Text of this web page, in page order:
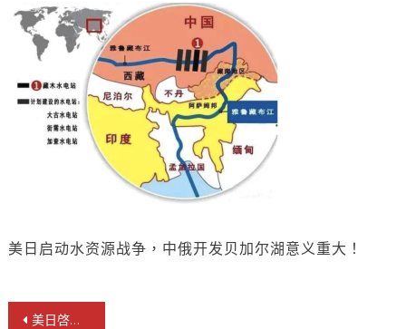
美日启动水资源战争，中俄开发贝加尔湖意义重大！
文 美日啓動水資源戰爭，中俄開發貝加爾湖意義重大！